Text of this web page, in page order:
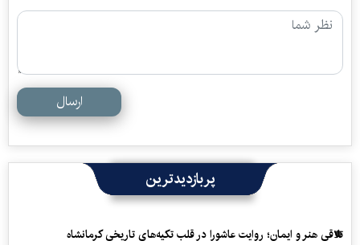
ارسال
پربازدیدترین
تلاقی هنر و ایمان؛ روایت عاشورا در قلب تکیه‌های تاریخی کرمانشاه